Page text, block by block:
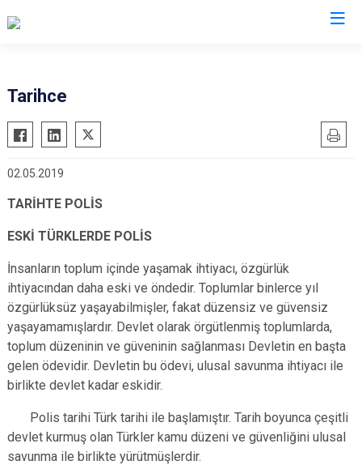
Tarihce
02.05.2019
TARİHTE POLİS
ESKİ TÜRKLERDE POLİS
İnsanların toplum içinde yaşamak ihtiyacı, özgürlük
ihtiyacından daha eski ve öndedir. Toplumlar binlerce yıl
özgürlüksüz yaşayabilmişler, fakat düzensiz ve güvensiz
yaşayamamışlardır. Devlet olarak örgütlenmiş toplumlarda,
toplum düzeninin ve güveninin sağlanması Devletin en başta
gelen ödevidir. Devletin bu ödevi, ulusal savunma ihtiyacı ile
birlikte devlet kadar eskidir.
Polis tarihi Türk tarihi ile başlamıştır. Tarih boyunca çeşitli
devlet kurmuş olan Türkler kamu düzeni ve güvenliğini ulusal
savunma ile birlikte yürütmüşlerdir.